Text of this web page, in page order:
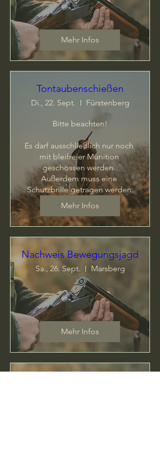
Mehr Infos
Tontaubenschießen
Di., 22. Sept. Fürstenberg
Bitte beachten!
Es darf ausschließlich nur noch
mit bleifreier Munition
geschossen werden.
Außerdem muss eine
Schutzbrille getragen werden.
Mehr Infos
Nachweis Bewegungsjagd
Sa., 26. Sept. Marsberg
Mehr Infos